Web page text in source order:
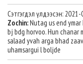
Сэтгэгдэл үлдээсэн:
Zochin:Nutag us end
bj bdg horvoo. Hun chanar
salaad yvah arga bhad
uhamsargui l boljde